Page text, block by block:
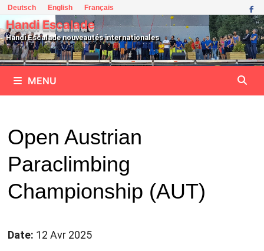
Passer
au
contenu
Deutsch English Français
Handi Escalade
Handi Escalade nouveautés internationales
MENU
Open Austrian
Paraclimbing
Championship (AUT)
Date: 12 Avr 2025